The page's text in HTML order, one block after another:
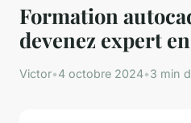
Formation
devenez expert
Victor•4 octobre 2024•3 min